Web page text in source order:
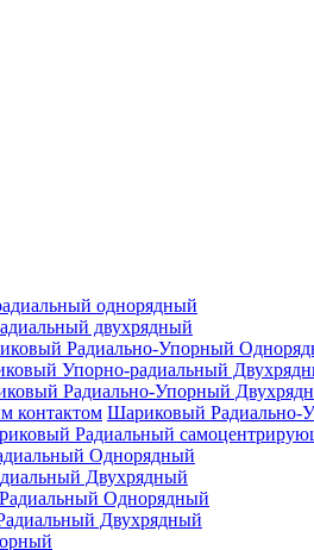
однорядный
двухрядный
Радиально-Упорный
Упорно-радиальный
Радиально-Упорный
Шариковый Радиально-
Радиальный
Однорядный
Двухрядный
Однорядный
Двухрядный